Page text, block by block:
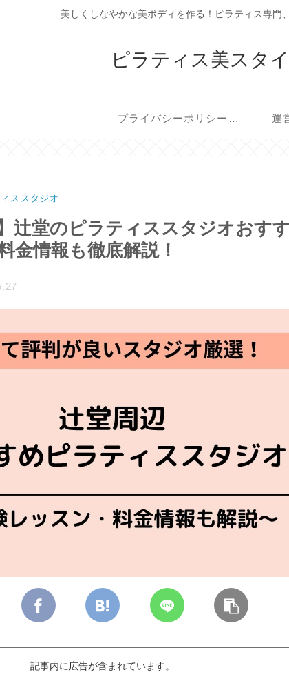
美しくしなやかな美ボディを作る！ピラティス専門
ピラティス美スタ
プライバシーポリシー・免責事項 運
ススタジオ
辻堂のピラティススタジオおす
金情報も徹底解説！
記事内に広告が含まれています。